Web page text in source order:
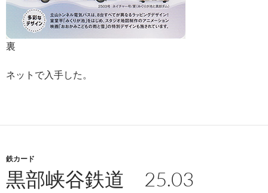
裏
ネットで入手した。
鉄カード
黒部峡谷鉄道 25.03